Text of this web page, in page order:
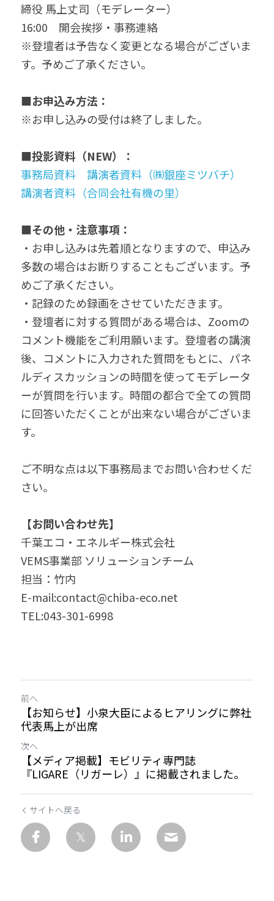
締役 馬上丈司（モデレーター）
16:00　開会挨拶・事務連絡
※登壇者は予告なく変更となる場合がございま
す。予めご了承ください。
■お申込み方法：
※お申し込みの受付は終了しました。
■投影資料（NEW）：
事務局資料
講演者資料（㈱銀座ミツバチ）
講演者資料（合同会社有機の里）
■その他・注意事項：
・お申し込みは先着順となりますので、申込み
多数の場合はお断りすることもございます。予
めご了承ください。
・記録のため録画をさせていただきます。
・登壇者に対する質問がある場合は、Zoomの
コメント機能をご利用願います。登壇者の講演
後、コメントに入力された質問をもとに、パネ
ルディスカッションの時間を使ってモデレータ
ーが質問を行います。時間の都合で全ての質問
に回答いただくことが出来ない場合がございま
す。
ご不明な点は以下事務局までお問い合わせくだ
さい。
【お問い合わせ先】
千葉エコ・エネルギー株式会社
VEMS事業部 ソリューションチーム
担当：竹内
E-mail:contact@chiba-eco.net
TEL:043-301-6998
前へ
【お知らせ】小泉大臣によるヒアリングに弊社
代表馬上が出席
次へ
【メディア掲載】モビリティ専門誌
『LIGARE（リガーレ）』に掲載されました。
サイトへ戻る